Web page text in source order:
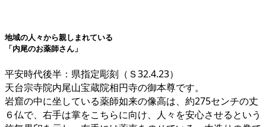
地域の人々から親しまれている
「内尾のお薬師さん」
平安時代後半：県指定彫刻（Ｓ32.4.23）
天台宗寺院内尾山宝蔵院相円寺の御本尊です。
岩窟の中に坐している薬師如来の像高は、約275センチの丈
６仏で、右手は掌をこちらに向け、人々を安心させるという